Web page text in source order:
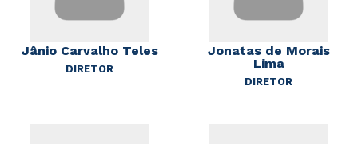
Jânio Carvalho Teles
DIRETOR
Jonatas de Morais
Lima
DIRETOR